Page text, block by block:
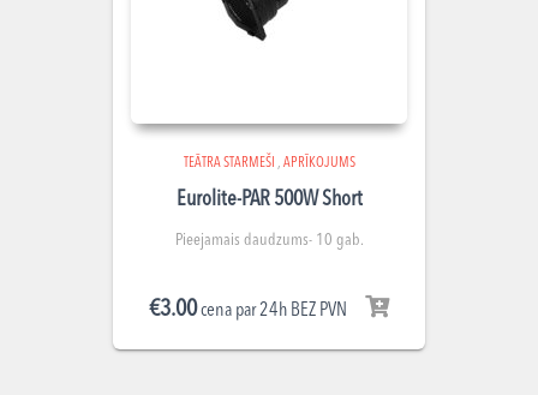
TEĀTRA STARMEŠI , APRĪKOJUMS
Eurolite-PAR 500W Short
Pieejamais daudzums- 10 gab.
€3.00cena par 24h BEZ PVN